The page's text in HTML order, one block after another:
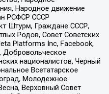
Народное движение
РСФСР СССР
Штурм, Граждане СССР,
Родов, Совет Советских
Platforms Inc, Facebook,
Добровольческое
националистов, Черный
Всетатарское
Молодежное
Верховный Совет